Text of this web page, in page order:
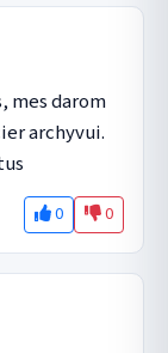
mes darom
archyvui.
0 0